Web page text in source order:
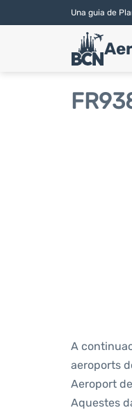
Una guia de
A
aeroports
Aeroport
Aquestes